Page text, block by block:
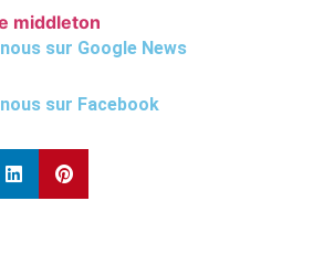
middleton
sur Google News
sur Facebook